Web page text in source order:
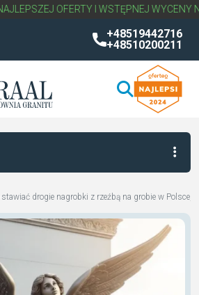
I WSTĘPNEJ WYCENY NAGROBKA.
+48519442716
+48510200211
drogie nagrobki z rzeźbą na grobie w Polsce,